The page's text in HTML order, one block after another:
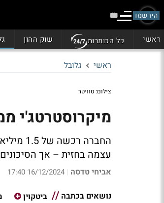
הירשמו
ראשי כל הכותרות שוק ההון
ראשי גלובל
צילום: טוויטר
מיקרוסטרטג'י
עצמה בחזית – אך
אביחי טדסה |
16/12/2024 17:40
נושאים בכתבה ביטקוין